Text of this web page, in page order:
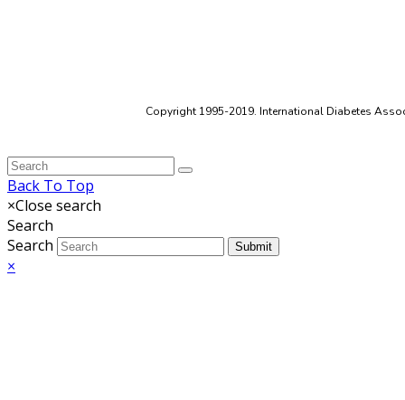
Copyright 1995-2019. International Diabetes
Back To Top
×Close search
Search
Search
Submit
×